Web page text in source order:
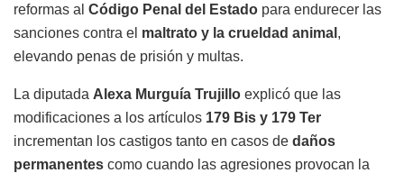
reformas al Código Penal del Estado para endurecer las
sanciones contra el maltrato y la crueldad animal ,
elevando penas de prisión y multas.
La diputada Alexa Murguía Trujillo explicó que las
modificaciones a los artículos 179 Bis y 179 Ter
incrementan los castigos tanto en casos de daños
permanentes como cuando las agresiones provocan la